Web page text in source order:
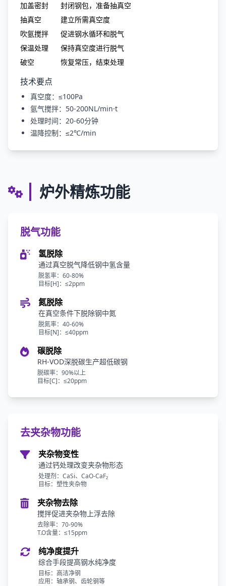
加盖密封
封闭钢包，准备抽真空
抽真空
建立所需真空度
吹氩搅拌
促进钢水循环和脱气
保温处理
保持真空度进行脱气
破空
恢复常压，结束处理
技术要点
真空度：≤100Pa
氩气搅拌：50-200NL/min·t
处理时间：20-60分钟
温降控制：≤2℃/min
炉外精炼功能
脱气功能
氢脱除
通过真空脱气降低钢中氢含量
脱氢率：60-80%
目标[H]：≤2ppm
氮脱除
在真空条件下脱除钢中氮
脱氮率：40-60%
目标[N]：≤40ppm
碳脱除
RH-VOD深脱碳生产超低碳钢
脱碳率：90%以上
目标[C]：≤20ppm
去夹杂物功能
夹杂物变性
通过钙处理改变夹杂物形态
处理剂：CaSi、CaO-CaF₂
目标：塑性夹杂物
夹杂物去除
搅拌促进夹杂物上浮去除
去除率：70-90%
T.O含量：≤15ppm
纯净度提升
综合手段提高钢水纯净度
目标：高洁净钢
应用：轴承钢、齿轮钢等